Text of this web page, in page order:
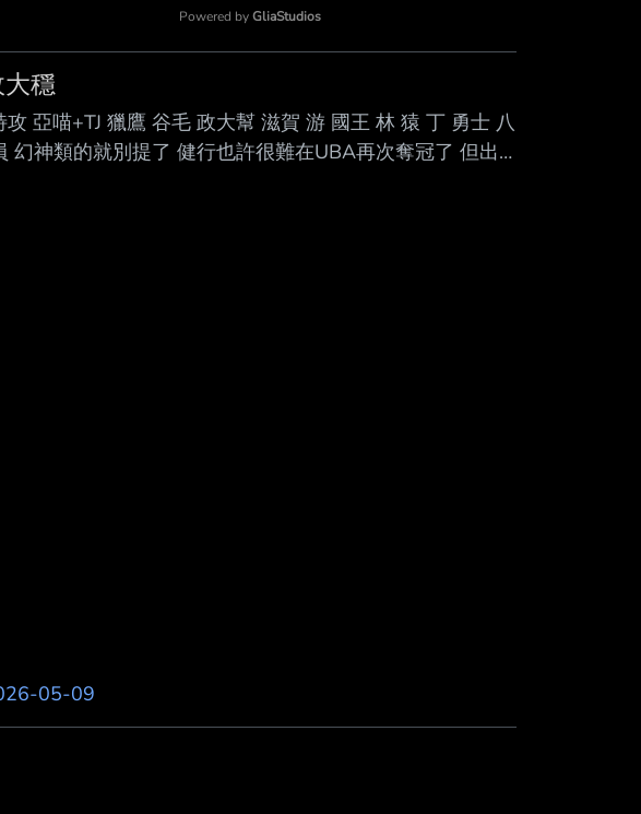
Powered by GliaStudios
穩
亞喵+TJ 獵鷹 谷毛 政大幫 滋賀 游 國王 林 猿 丁 勇士 八
幻神類的就別提了 健行也許很難在UBA再次奪冠了 但出
冠完又看陳子威到處推銷畢業生真的好膩 反觀健行教練
怪聲 八爺：我不想去南部 KJ：羨慕其他隊的氣氛 還會
05-09